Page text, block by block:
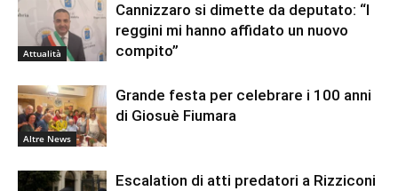
Attualità
Cannizzaro si dimette da deputato: “I
reggini mi hanno affidato un nuovo
compito”
Altre News
Grande festa per celebrare i 100 anni
di Giosuè Fiumara
Escalation di atti predatori a Rizziconi